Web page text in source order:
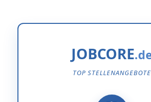
JOBCORE
TOP STELLENANGEBOTE